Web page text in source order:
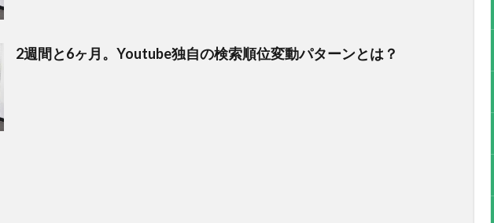
2週間と6ヶ月。Youtube独自の検索順位変動パターンとは？